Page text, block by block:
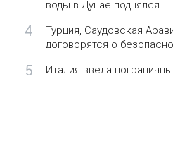
воды в Дунае поднялся
4
Турция, Саудовская
договорятся о
5 Италия ввела